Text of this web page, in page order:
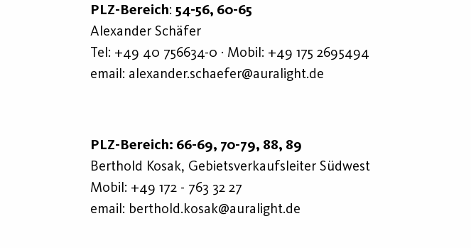
PLZ-Bereich: 54-56, 60-65
Alexander Schäfer
Tel: +49 40 756634-0 · Mobil: +49 175 2695494
email: alexander.schaefer@auralight.de
PLZ-Bereich: 66-69, 70-79, 88, 89
Berthold Kosak, Gebietsverkaufsleiter Südwest
Mobil: +49 172 - 763 32 27
email: berthold.kosak@auralight.de